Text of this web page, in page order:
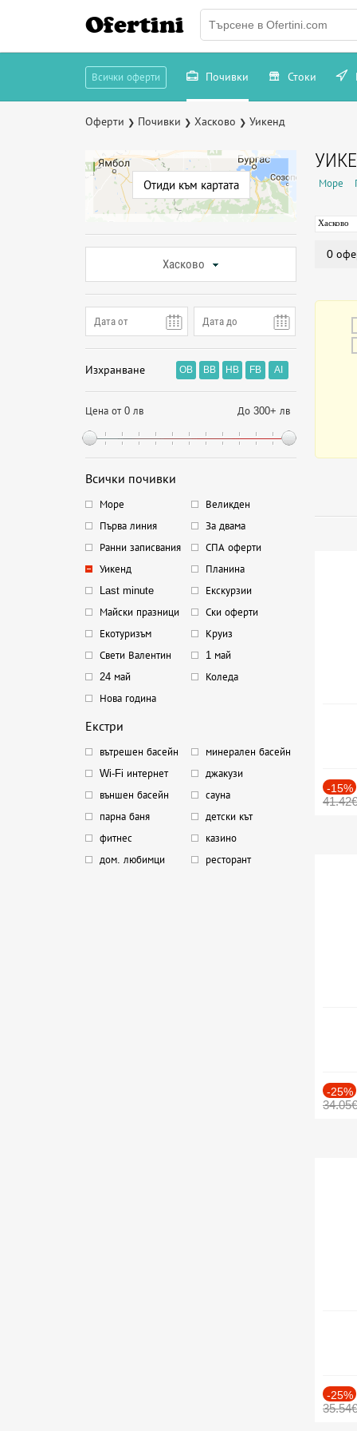
Ofertini
Всички оферти Почивки Стоки
Оферти ❯ Почивки ❯ Хасково ❯ Уикенд
Отиди към картата
Хасково
Изхранване OB BB HB FB AI
Цена от 0 лв До 300+ лв
Всички почивки
Море
Великден
Първа линия
За двама
Ранни записвания
СПА оферти
Уикенд
Планина
Last minute
Екскурзии
Майски празници
Ски оферти
Екотуризъм
Круиз
Свети Валентин
1 май
24 май
Коледа
Нова година
Екстри
вътрешен басейн
минерален басейн
Wi-Fi интернет
джакузи
външен басейн
сауна
парна баня
детски кът
фитнес
казино
дом. любимци
ресторант
Море
Хасково
0
-15%
41.42€
-25%
34.05€
-25%
35.54€